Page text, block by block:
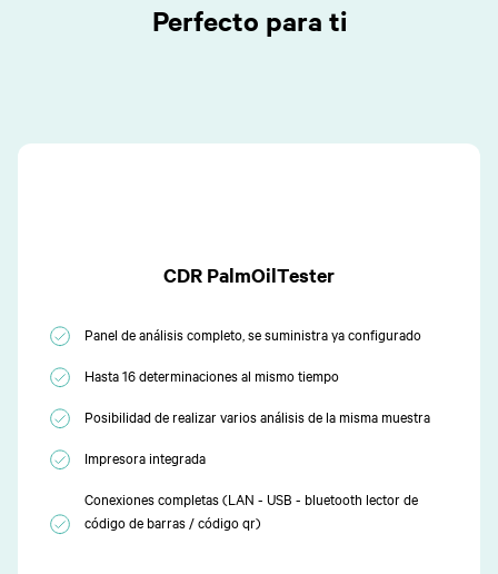
Perfecto para ti
CDR PalmOilTester
Panel de análisis completo, se suministra ya configurado
Hasta 16 determinaciones al mismo tiempo
Posibilidad de realizar varios análisis de la misma muestra
Impresora integrada
Conexiones completas (LAN - USB - bluetooth lector de
código de barras / código qr)